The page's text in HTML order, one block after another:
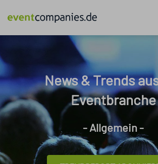
News & Trends
Eventbranche
- Allgemein -